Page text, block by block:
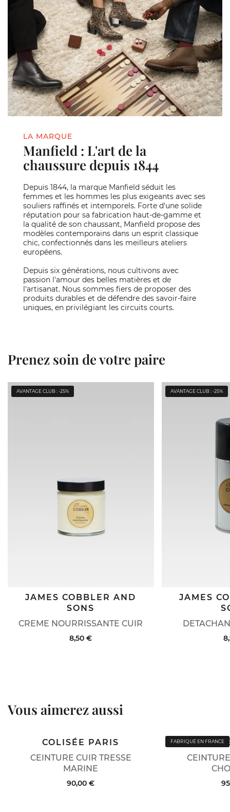
LA MARQUE
Manfield : L'art de la
chaussure depuis 1844
Depuis 1844, la marque Manfield séduit les
femmes et les hommes les plus exigeants avec ses
souliers raffinés et intemporels. Forte d'une solide
réputation pour sa fabrication haut-de-gamme et
la qualité de son chaussant, Manfield propose des
modèles contemporains dans un esprit classique
chic, confectionnés dans les meilleurs ateliers
européens.
Depuis six générations, nous cultivons avec
passion l'amour des belles matières et de
l'artisanat. Nous sommes fiers de proposer des
produits durables et de défendre des savoir-faire
uniques, en privilégiant les circuits courts.
Prenez soin de votre paire
AVANTAGE CLUB : -25%
CREME NOURRISSANTE CUIR
JAMES COBBLER AND
SONS
8,50 €
AVANTAGE CLUB : -25%
JAMES
Vous aimerez aussi
CEINTURE CUIR TRESSE
MARINE
COLISÉE PARIS
90,00 €
FABRIQUÉ EN FRANCE